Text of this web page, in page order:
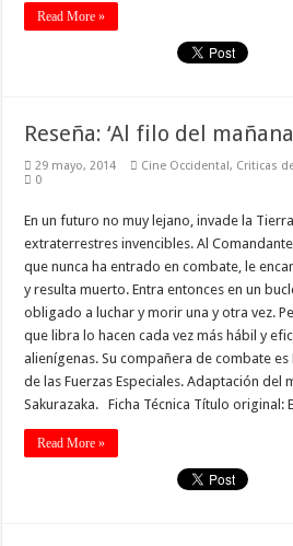
Read More »
Reseña: ‘Al filo del
29 mayo, 2014 Cine Occidental, Criticas
0
En un futuro no muy lejano, invade la
extraterrestres invencibles. Al
que nunca ha entrado en combate, le
y resulta muerto. Entra entonces en un
obligado a luchar y morir una y otra vez.
que libra lo hacen cada vez más hábil y
alienígenas. Su compañera de combate es
de las Fuerzas Especiales. Adaptación del
Sakurazaka. Ficha Técnica Título original:
Read More »